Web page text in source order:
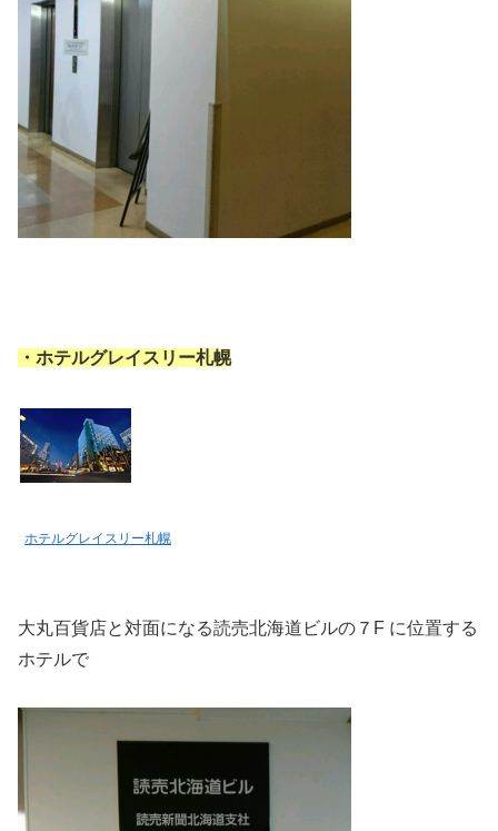
・ホテルグレイスリー札幌
ホテルグレイスリー札幌
大丸百貨店と対面になる読売北海道ビルの７F に位置する
ホテルで